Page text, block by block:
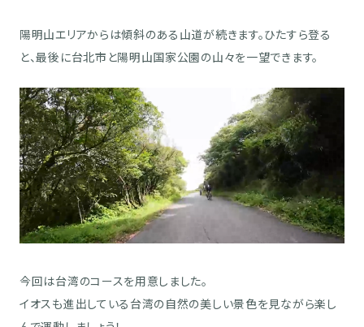
陽明山エリアからは傾斜のある山道が続きます。ひたすら登る
と、最後に台北市と陽明山国家公園の山々を一望できます。
今回は台湾のコースを用意しました。
イオスも進出している台湾の自然の美しい景色を見ながら楽し